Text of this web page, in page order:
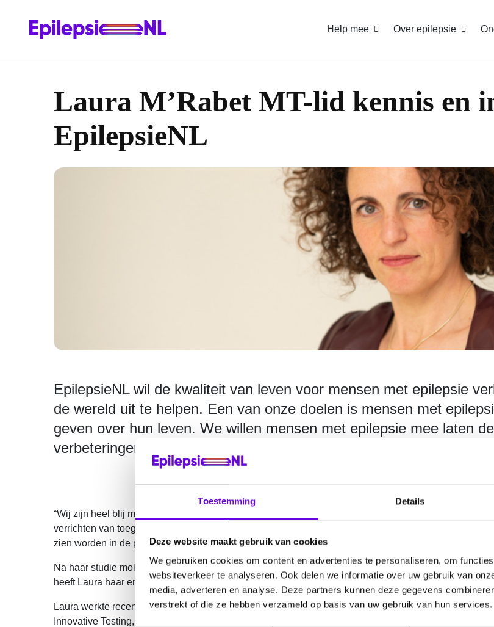
Toestemming Details
Deze website maakt gebruik van cookies
We gebruiken cookies om content en advertenties te personaliseren, om
websiteverkeer te analyseren. Ook delen we informatie over uw gebruik van
media, adverteren en analyse. Deze partners kunnen deze gegevens
verstrekt of die ze hebben verzameld op basis van uw gebruik van hun services.
Help mee Over epilepsie
Laura M’Rabet MT-lid kennis en
EpilepsieNL
EpilepsieNL wil de kwaliteit van leven voor mensen met epilepsie
de wereld uit te helpen. Een van onze doelen is mensen met
geven over hun leven. We willen mensen met epilepsie mee laten
verbeteringen in de zorg.
“Wij zijn heel blij met ons nieuwe MT-lid”, aldus directeur Joost Wijnhoud. “Laura is als mantelzorger
verrichten van toegepast onderzoek en vindt niets leuker dan in onderzoek kansen zien, producten
zien worden in de praktijk. In de functie van MT-lid kennis en innovatie komen haar persoonlijke
Na haar studie moleculaire wetenschappen aan Wageningen Universiteit en een promotie aan de
heeft Laura haar ervaring en expertise verder uitgebouwd in toegepast onderzoek en marketing in de
Laura werkte recentelijk als Business Developer en Projectmanager voor Utrecht Science Park
Innovative Testing, Hogeschool Utrecht en het Institute of Risk Assessment Sciences, faculteit